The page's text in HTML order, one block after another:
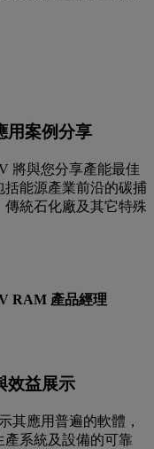
用案例分享
將與您分享產能最佳
能源產業前沿的碳捕
統石化廠及其它特殊
RAM 產品經理
效益展示
其應用普遍的軟體，
系統及設備的可靠